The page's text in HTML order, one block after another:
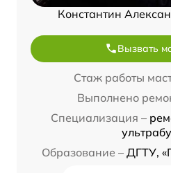
Константин
Вызвать
Стаж работы
Выполнено
Специализация –
Образование – ДГТУ,